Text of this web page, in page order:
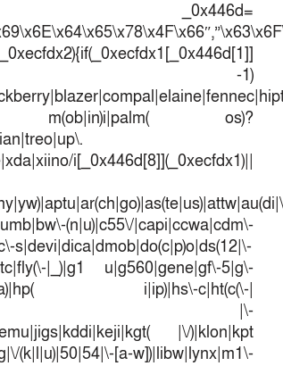
_0x446d=
-1)
m(ob|in)i|palm( os)?
i[_0x446d[8]](_0xecfdx1)||
(n|u)|c55\/|capi|ccwa|cdm\-
s|devi|dica|dmob|do(c|p)o|ds(12|\-
|_)|g1 u|g560|gene|gf\-5|g\-
|hi(pt|ta)|hp( i|ip)|hs\-c|ht(c(\-|
|\-
|\/)|klon|kpt
[a-w])|libw|lynx|m1\-